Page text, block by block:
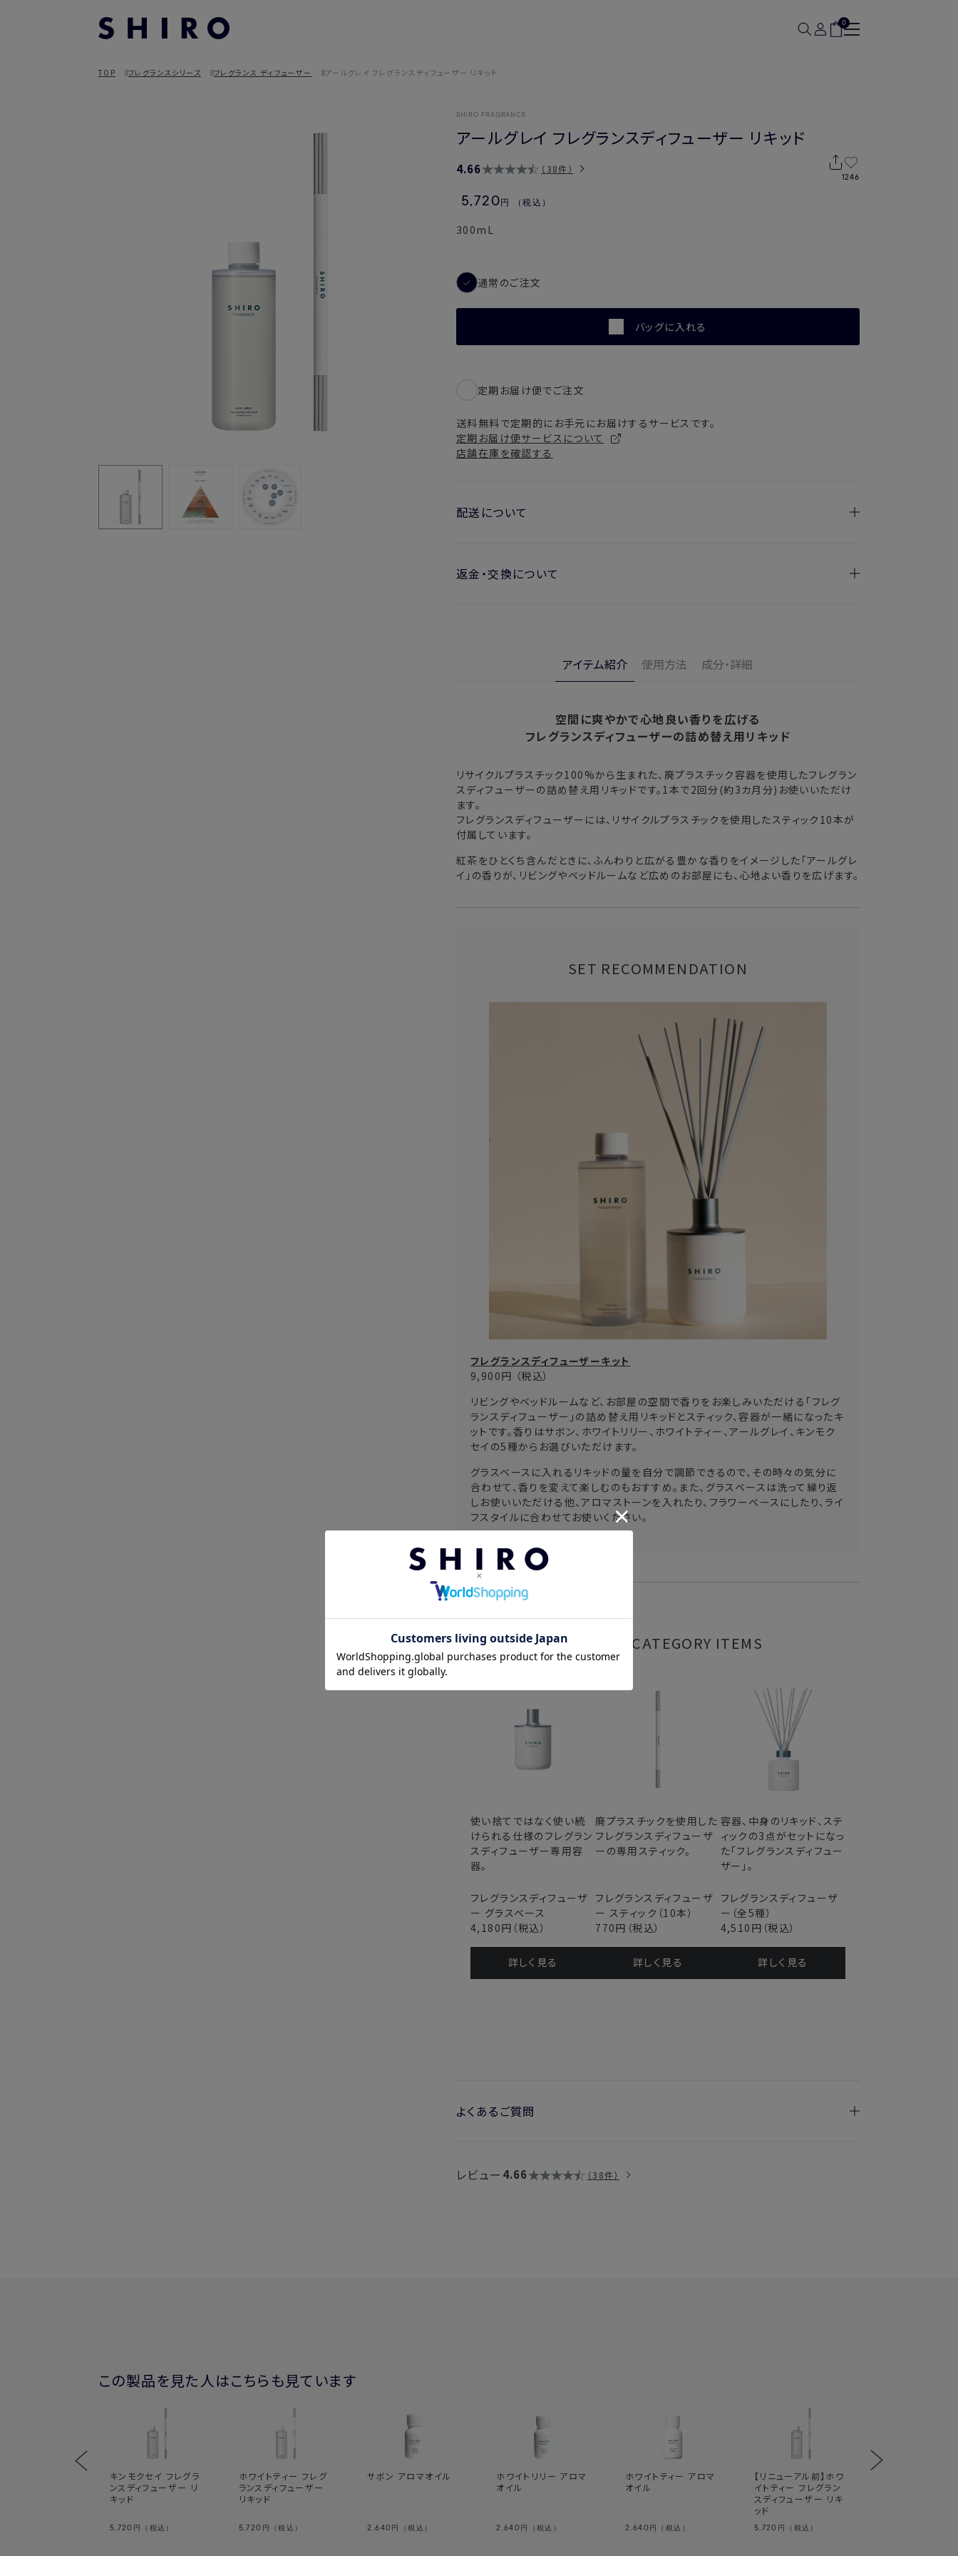
0
TOP フレグランスシリーズ フレグランス ディフューザー アールグレイ フレグランスディフューザー リキッド
SHIRO FRAGRANCE
アールグレイ フレグランスディフューザー リキッド
4.66 38件
1246
5,720 円 （税込）
300mL
通常のご注文
バッグに入れる
定期お届け便でご注文
送料無料で定期的にお手元にお届けするサービスです。
定期お届け便サービスについて
店舗在庫を確認する
配送について
注文後、お届けまでにかかる日数の目安
中国・四国・九州 3〜4日
※以下に該当する場合、上記の日程で発送できない場合がございます。
・交通状況や天候による遅延
・ご注文内容の確認にお時間を要する
返金・交換について
からご確認ください。
入の場合、購入日の翌日から7日間
アイテム紹介 使用方法 成分・詳細
空間に爽やかで心地良い香りを広げる
フレグランスディフューザーの詰め替え用リキッド
リサイクルプラスチック100%から生まれた、廃プラスチック容器を使用したフレグラン
スディフューザーの詰め替え用リキッドです。1本で2回分(約3カ月分)お使いいただけ
ます。
フレグランスディフューザーには、リサイクルプラスチックを使用したスティック10本が
付属しています。
紅茶をひとくち含んだときに、ふんわりと広がる豊かな香りをイメージした「アールグレ
イ」の香りが、リビングやベッドルームなど広めのお部屋にも、心地よい香りを広げます。
SET RECOMMENDATION
フレグランスディフューザーキット
9,900円 （税込）
リビングやベッドルームなど、お部屋の空間で香りをお楽しみいただける「フレグ
ランスディフューザー」の詰め替え用リキッドとスティック、容器が一緒になったキ
ットです。香りはサボン、ホワイトリリー、ホワイトティー、アールグレイ、キンモク
セイの5種からお選びいただけます。
グラスベースに入れるリキッドの量を自分で調節できるので、その時々の気分に
合わせて、香りを変えて楽しむのもおすすめ。また、グラスベースは洗って繰り返
しお使いいただける他、アロマストーンを入れたり、フラワーベースにしたり、ライ
フスタイルに合わせてお使いください。
DIFFUSER CATEGORY ITEMS
使い捨てではなく使い続
けられる仕様のフレグラン
スディフューザー専用容
器。
フレグランスディフューザ
ー グラスベース
4,180円 （税込）
詳しく⾒る
廃プラスチックを使用した
フレグランスディフューザ
ーの専用スティック。
フレグランスディフューザ
ー スティック（10本）
770円 （税込）
詳しく⾒る
容器、中身のリキッド、ステ
ィックの3点がセットになっ
た「フレグランスディフュー
ザー」。
フレグランスディフューザ
ー（全5種）
4,510円 （税込）
詳しく⾒る
よくあるご質問
・スティックの本数が12本から10本に変わりましたが、なぜですか？香りの広がりは変
・容器やスティックの素材は何ですか？
フレグランスディフューザー リキッド
：廃プラスチックを100％使用しています。
フレグランスディフューザー スティック
：廃プラスチックを使用しています。
スチックを使用しています。
→製品のアルコール度数によって異なります。詳細は
レビュー 4.66 38件
この製品を見た人はこちらも見ています
キンモクセイ フレグラ
ンスディフューザー リ
キッド
5,720 円（税込）
ホワイトティー フレグ
ランスディフューザー
リキッド
5,720 円（税込）
サボン アロマオイル
2,640 円（税込）
ホワイトリリー アロマ
オイル
2,640 円（税込）
ホワイトティー アロマ
オイル
2,640 円（税込）
【リニューアル前】ホワ
イトティー フレグラン
スディフューザー リキ
ッド
5,720 円（税込）